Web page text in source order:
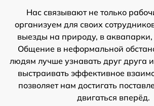
Нас связывают не только
организуем для своих
выезды на природу, в аквапарки,
Общение в неформальной
людям лучше узнавать друг друга и
выстраивать эффективное
позволяет нам достигать
двигаться вперёд.